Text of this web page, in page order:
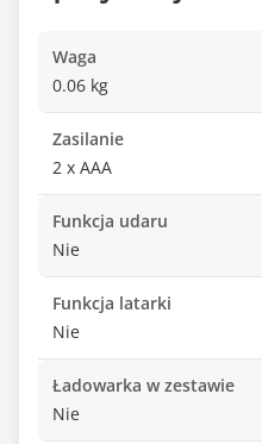
Waga
0.06 kg
Zasilanie
2 x AAA
Funkcja udaru
Nie
Funkcja latarki
Nie
Ładowarka w zestawie
Nie